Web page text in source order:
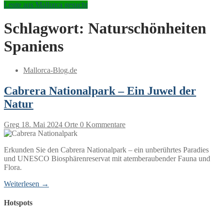
Leute aus Mallorca gesucht
Schlagwort: Naturschönheiten
Spaniens
Mallorca-Blog.de
Cabrera Nationalpark – Ein Juwel der
Natur
Greg 18. Mai 2024 Orte 0 Kommentare
Erkunden Sie den Cabrera Nationalpark – ein unberührtes Paradies
und UNESCO Biosphärenreservat mit atemberaubender Fauna und
Flora.
Weiterlesen →
Hotspots